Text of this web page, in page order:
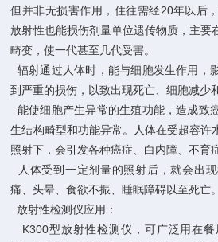
但并非无损害作用，住往需经20年以后
放射性也能损伤剂量单位遗传物质，主要
畸变，使一代甚至几代受害。
辐射通过人体时，能与细胞发生作用，
到严重的损伤，以致出现死亡、细胞减少
能使细胞产生异常的生殖功能，造成致
生结构畸型和功能异常。人体在受超容许
照射下，会引发各种癌症、白内障、不育
人体受到一定剂量的照射后，就会出
痛、头晕、食欲不振、睡眠障碍以至死亡。
放射性检测仪应用：
K300型放射性检测仪，可广泛用在